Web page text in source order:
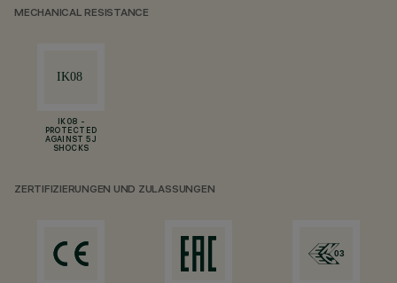
MECHANICAL RESISTANCE
IK08 -
PROTECTED
AGAINST 5 J
SHOCKS
ZERTIFIZIERUNGEN UND ZULASSUNGEN